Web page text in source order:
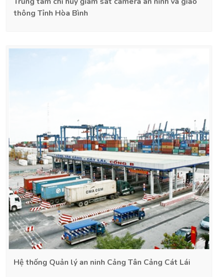
thông Tỉnh Hòa Bình
Hệ thống Quản lý an ninh Cảng Tân Cảng Cát Lái